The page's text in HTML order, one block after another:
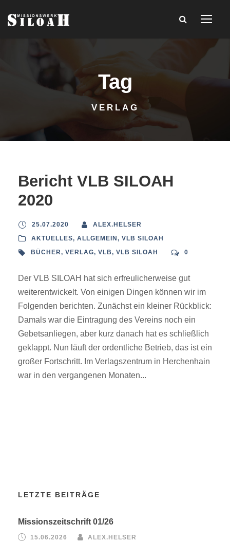
Tag
VERLAG
Bericht VLB SILOAH
2020
25.07.2020
ALEX.HELSER
AKTUELLES, ALLGEMEIN , VLB SILOAH
BÜCHER, VERLAG, VLB, VLB SILOAH 0
Der VLB SILOAH hat sich erfreulicherweise gut
weiterentwickelt. Von einigen Dingen können wir im
Folgenden berichten. Zunächst ein kleiner Rückblick:
Damals war die Eintragung des Vereins noch ein
Gebetsanliegen, aber kurz danach hat es schließlich
geklappt. Nun läuft der ordentliche Betrieb, das ist ein
großer Fortschritt. Im Verlagszentrum in Herchenhain
war in den vergangenen Monaten...
LETZTE BEITRÄGE
Missionszeitschrift 01/26
15.06.2026 ALEX.HELSER